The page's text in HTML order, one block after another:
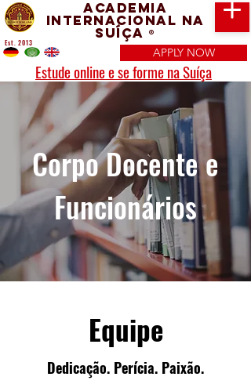
Academia
Internacional na
Suíça ®
APPLY NOW
Estude online e se forme na Suíça
Est. 2013
Corpo Docente e
Funcionários
Equipe
Dedicação. Perícia. Paixão.